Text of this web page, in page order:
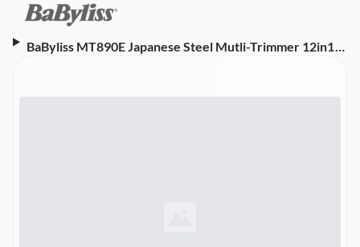
BaByliss MT890E Japanese Steel Mutli-Trimmer 12in1
Trimmer, Body-Groomer, Augenbrauen, Körper-Haar,